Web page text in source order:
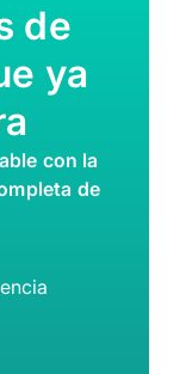
de
ya
con la
de